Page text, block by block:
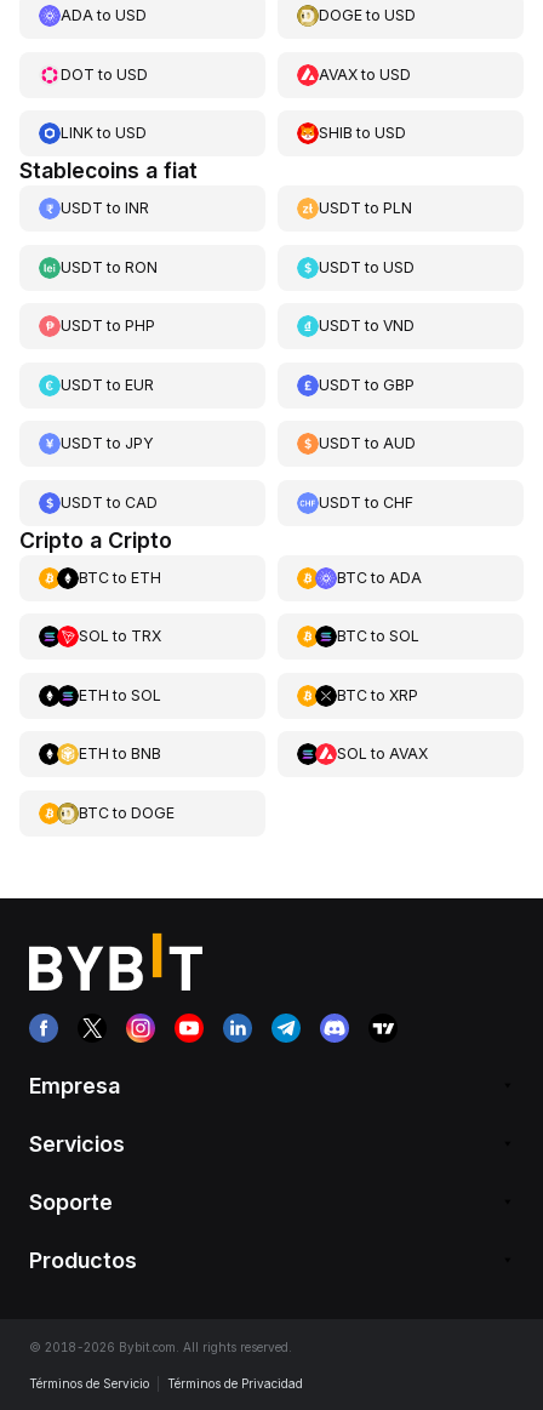
ADAto USD DOGEtoUSD
DOT to USD AVAXtoUSD
LINKto USD SHIB toUSD
Stablecoins a fiat
USDT to INR USDT toPLN
USDT to RON USDT toUSD
USDT to PHP USDT toVND
USDT to EUR USDT toGBP
USDT to JPY USDT toAUD
USDT to CAD USDT toCHF
Cripto a Cripto
BTCto ETH BTCto ADA
SOL to TRX BTCto SOL
ETH to SOL BTCto XRP
ETH to BNB SOL to AVAX
BTCto DOGE
Empresa
Servicios
Soporte
Productos
© 2018-2026 Bybit.com. All rights reserved.
Términos de Servicio Términos de Privacidad